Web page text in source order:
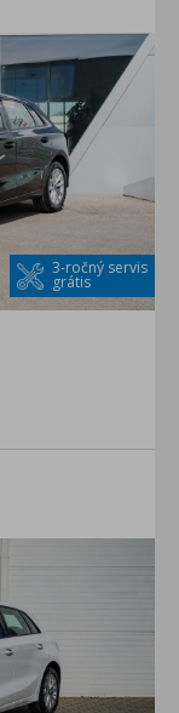
3-ročný servis
grátis